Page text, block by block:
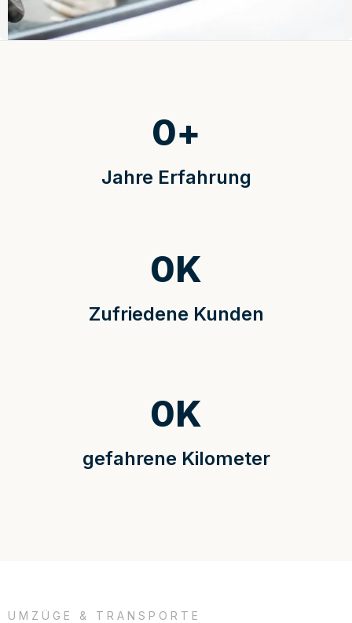
Jahre Erfahrung
0+
Zufriedene Kunden
0K
gefahrene Kilometer
0K
UMZÜGE & TRANSPORTE